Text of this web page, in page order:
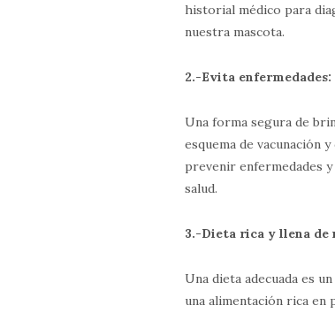
historial médico para
nuestra mascota.
2.-Evita
Una forma segura de
esquema de vacunación
prevenir enfermedades
salud.
3.-Dieta rica y llena
Una dieta adecuada es
una alimentación rica en